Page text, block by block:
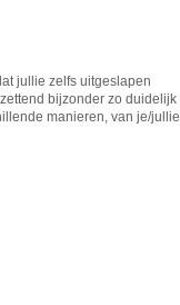
jullie zelfs uitgeslapen
bijzonder zo duidelijk
manieren, van je/jullie